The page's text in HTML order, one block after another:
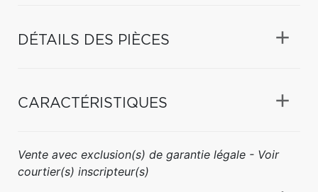
DÉTAILS DES PIÈCES
CARACTÉRISTIQUES
Vente avec exclusion(s) de garantie légale - Voir
courtier(s) inscripteur(s)